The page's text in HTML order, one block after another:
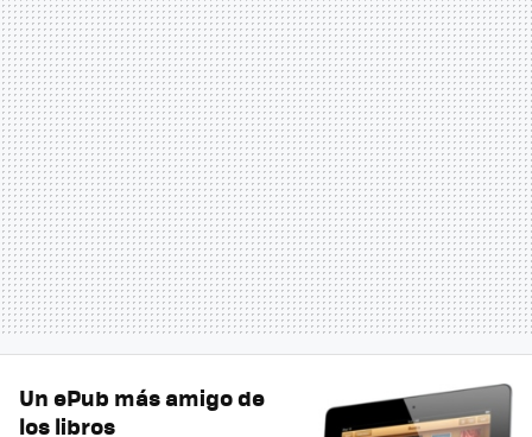
Un ePub más amigo de
los libros